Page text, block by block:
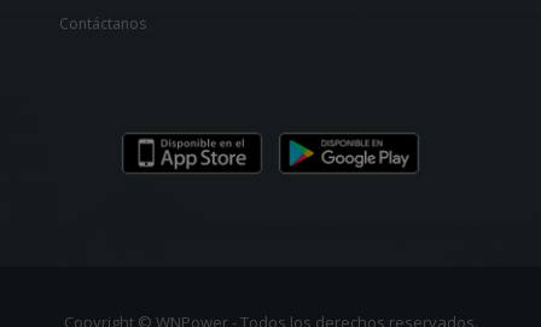
Contáctanos
Copyright © WNPower - Todos los derechos reservados.